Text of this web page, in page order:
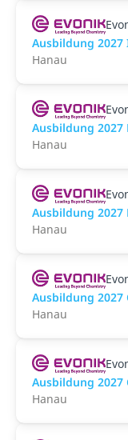
Ausbildung
Hanau
Ausbildung
Hanau
Ausbildung
Hanau
Ausbildung
Hanau
Ausbildung
Hanau